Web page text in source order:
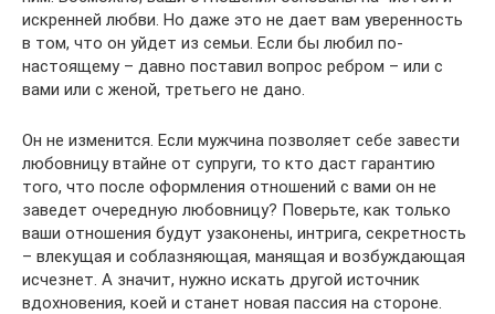
искренней любви. Но даже это не дает вам уверенность
в том, что он уйдет из семьи. Если бы любил по-
настоящему – давно поставил вопрос ребром – или с
вами или с женой, третьего не дано.
Он не изменится. Если мужчина позволяет себе завести
любовницу втайне от супруги, то кто даст гарантию
того, что после оформления отношений с вами он не
заведет очередную любовницу? Поверьте, как только
ваши отношения будут узаконены, интрига, секретность
– влекущая и соблазняющая, манящая и возбуждающая
исчезнет. А значит, нужно искать другой источник
вдохновения, коей и станет новая пассия на стороне.